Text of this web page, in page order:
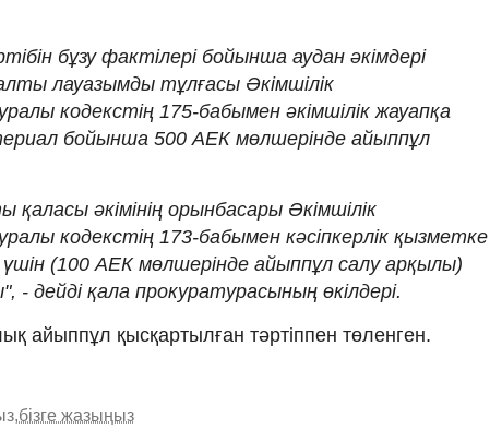
бұзу фактілері бойынша аудан әкімдері
лауазымды тұлғасы Әкімшілік
кодекстің 175-бабымен әкімшілік жауапқа
бойынша 500 АЕК мөлшерінде айыппұл
әкімінің орынбасары Әкімшілік
кодекстің 173-бабымен кәсіпкерлік қызметке
(100 АЕК мөлшерінде айыппұл салу арқылы)
дейді қала прокуратурасының өкілдері.
айыппұл қысқартылған тәртіппен төленген.
бізге жазыңыз